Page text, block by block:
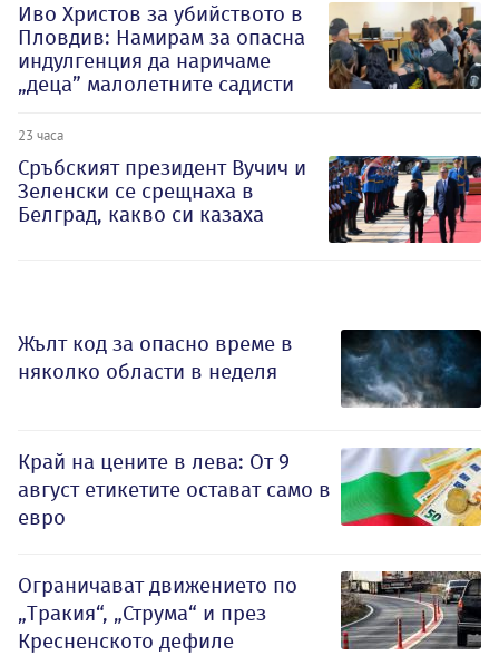
Иво Христов за убийството в
Пловдив: Намирам за опасна
индулгенция да наричаме
„деца” малолетните садисти
23 часа
Сръбският президент Вучич и
Зеленски се срещнаха в
Белград, какво си казаха
Жълт код за опасно време в
няколко области в неделя
Край на цените в лева: От 9
август етикетите остават само в
евро
Ограничават движението по
„Тракия“, „Струма“ и през
Кресненското дефиле